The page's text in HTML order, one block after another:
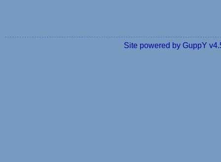
Site powered by GuppY